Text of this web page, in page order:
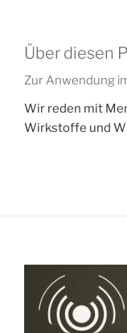
Über diesen
Zur Anwendung
Wir reden mit
Wirkstoffe und